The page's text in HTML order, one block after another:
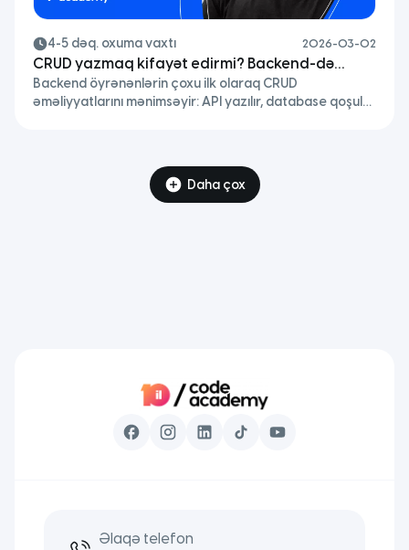
4-5 dəq. oxuma vaxtı 2026-03-02
CRUD yazmaq kifayət edirmi? Backend-də
həqiqi arxitektura necə qurulur?
Backend öyrənənlərin çoxu ilk olaraq CRUD
əməliyyatlarını mənimsəyir: API yazılır, database qoşulur
Daha çox
Əlaqə telefon